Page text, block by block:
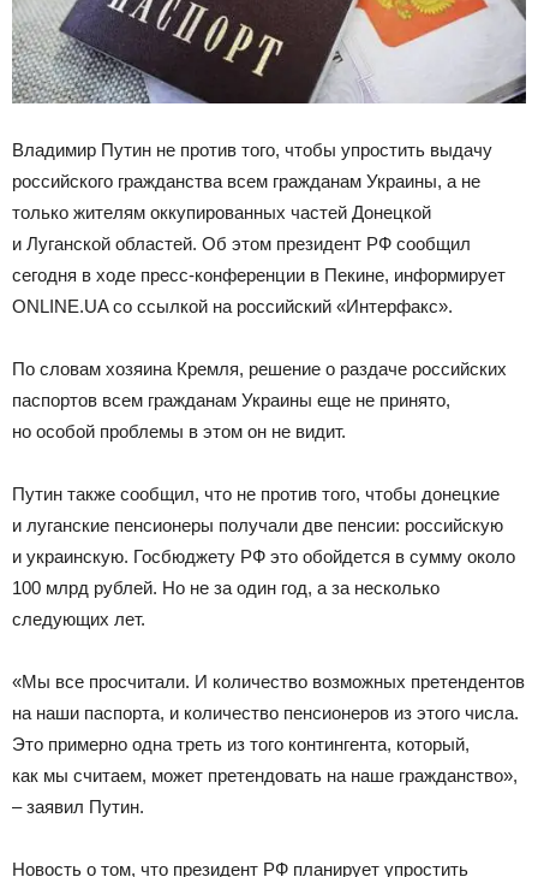
Владимир Путин не против того, чтобы упростить выдачу
российского гражданства всем гражданам Украины, а не
только жителям оккупированных частей Донецкой
и Луганской областей. Об этом президент РФ сообщил
сегодня в ходе пресс-конференции в Пекине, информирует
ONLINE.UA со ссылкой на российский «Интерфакс».
По словам хозяина Кремля, решение о раздаче российских
паспортов всем гражданам Украины еще не принято,
но особой проблемы в этом он не видит.
Путин также сообщил, что не против того, чтобы донецкие
и луганские пенсионеры получали две пенсии: российскую
и украинскую. Госбюджету РФ это обойдется в сумму около
100 млрд рублей. Но не за один год, а за несколько
следующих лет.
«Мы все просчитали. И количество возможных претендентов
на наши паспорта, и количество пенсионеров из этого числа.
Это примерно одна треть из того контингента, который,
как мы считаем, может претендовать на наше гражданство»,
– заявил Путин.
Новость о том, что президент РФ планирует упростить